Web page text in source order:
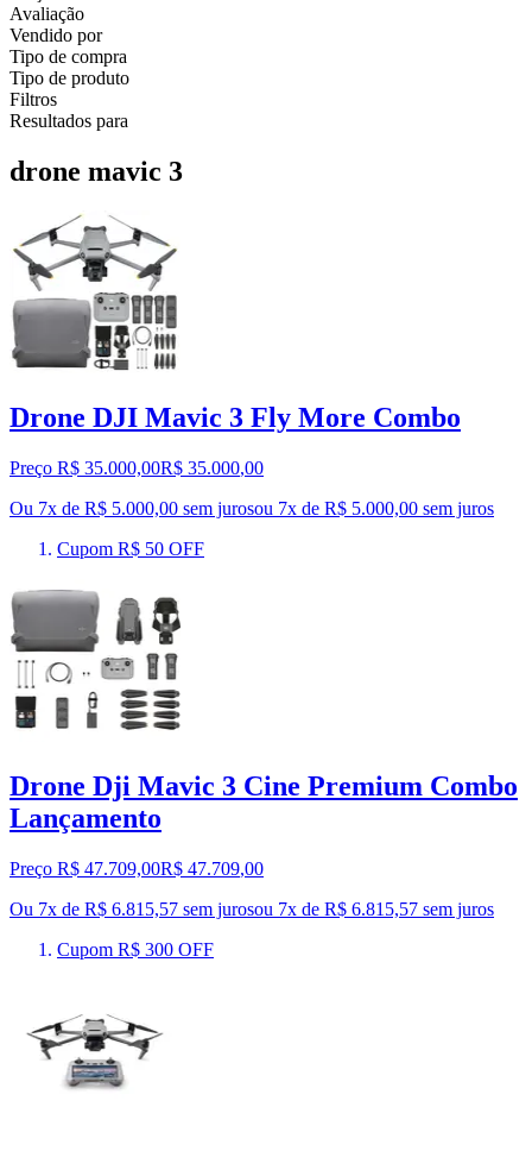
Avaliação
Vendido por
Tipo de compra
Tipo de produto
Filtros
Resultados para
drone mavic 3
Drone DJI Mavic 3 Fly More Combo
Preço R$ 35.000,00R$ 35.000,00
Ou 7x de R$ 5.000,00 sem jurosou 7x de R$ 5.000,00 sem juros
Cupom R$ 50 OFF
Drone Dji Mavic 3 Cine Premium Combo
Lançamento
Preço R$ 47.709,00R$ 47.709,00
Ou 7x de R$ 6.815,57 sem jurosou 7x de R$ 6.815,57 sem juros
Cupom R$ 300 OFF